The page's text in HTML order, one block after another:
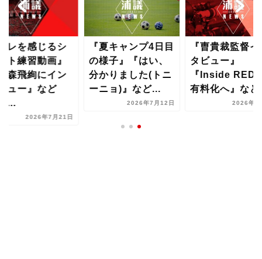
レを感じるシ
ト練習動画』
森飛絢にイン
ュー』など
...
2026年7月21日
『夏キャンプ4日目
の様子』『はい、
分かりました(トニ
ーニョ)』など...
2026年7月12日
『曺貴裁監督イ
タビュー』
『Inside
有料化へ』など
2026年8